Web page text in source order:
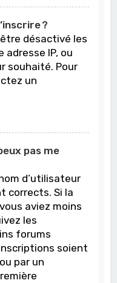
?
désactivé les
IP, ou
souhaité. Pour
un
pas me
d’utilisateur
corrects. Si la
aviez moins
les
forums
soient
par un